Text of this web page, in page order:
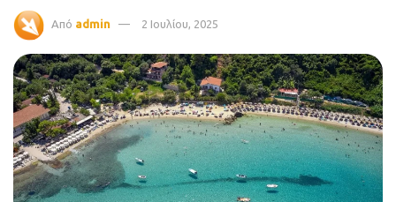
Από admin 2 Ιουλίου, 2025